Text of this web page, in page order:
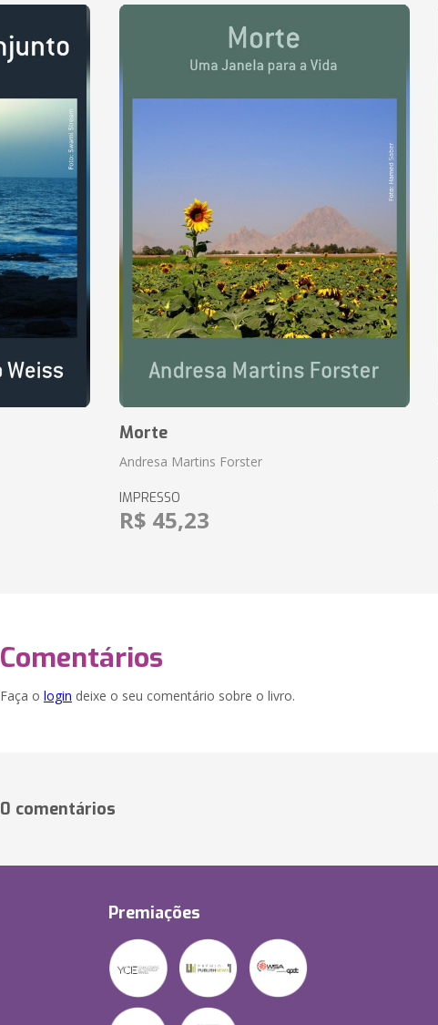
Morte
Andresa Martins Forster
IMPRESSO
R$ 45,23
Comentários
Faça o login deixe o seu comentário sobre o livro.
0 comentários
Premiações